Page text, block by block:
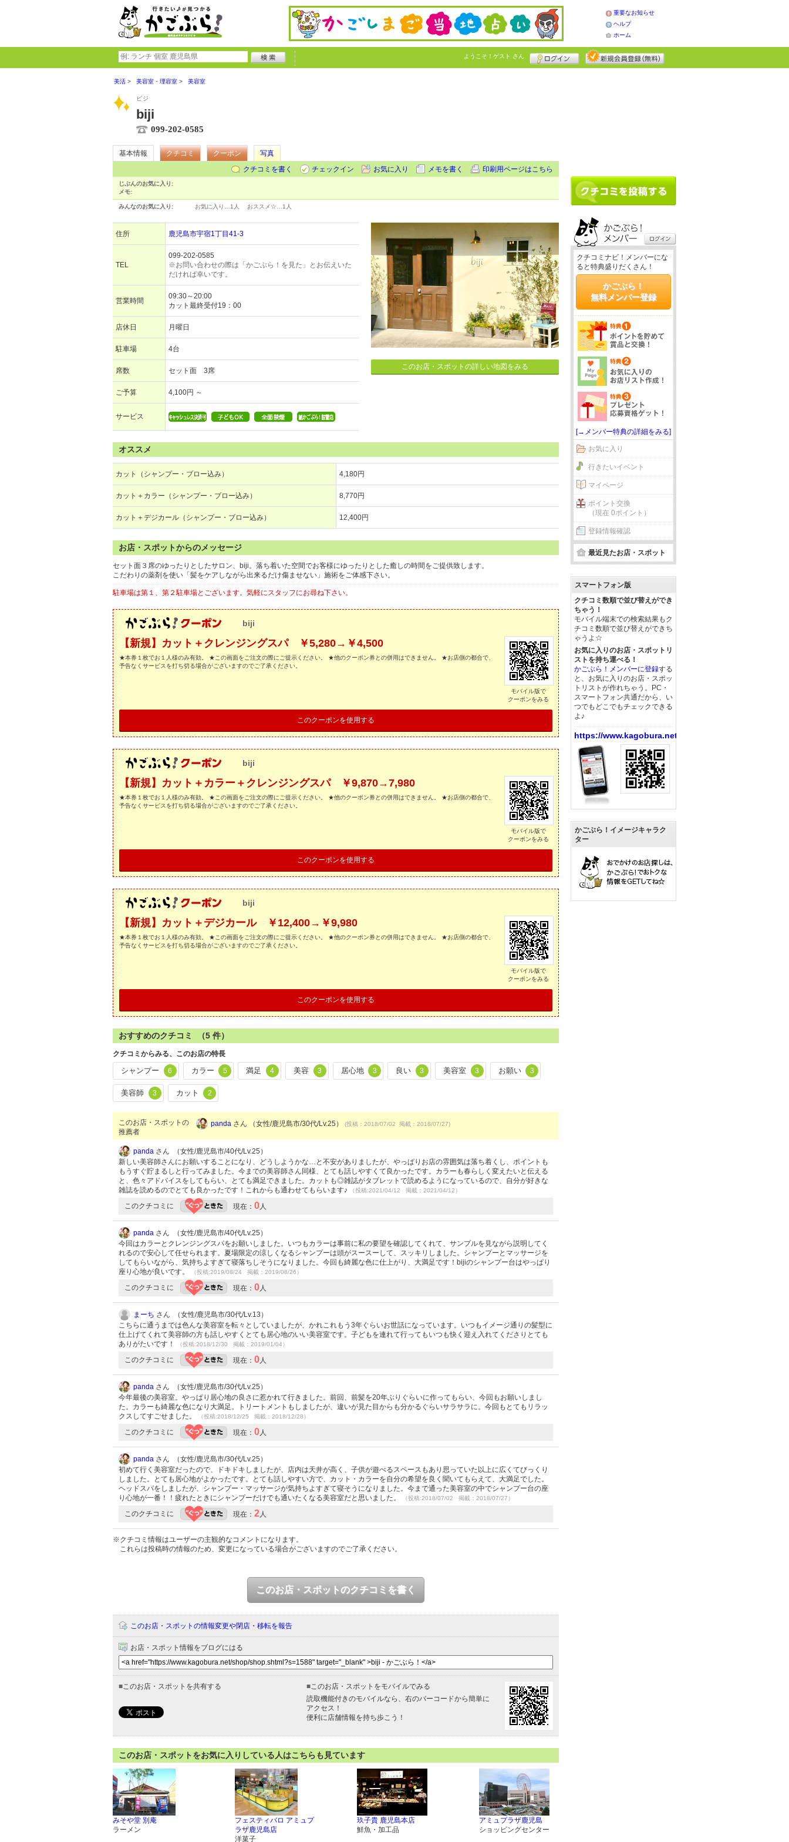
重要なお知らせ
ヘルプ
ホーム
ようこそ！ ゲスト さん
美活 美容室・理容室 美容室
ビジ
biji
099-202-0585
基本情報 クチコミ クーポン
写真
クチコミを書く
チェックイン お気に入り メモを書く 印刷用ページはこちら
じぶんのお気に入り:
メモ:
みんなのお気に入り: お気に入り… 1人 おススメ☆… 1人
住所 鹿児島市宇宿1丁目41-3
TEL
099-202-0585
※お問い合わせの際は「かごぶら！を見た」とお伝えいた
だければ幸いです。
営業時間
09:30～20:00
カット最終受付19：00
店休日 月曜日
駐車場 4台
席数 セット面 3席
ご予算 4,100円 ～
サービス
このお店・スポットの詳しい地図をみる
オススメ
カット（シャンプー・ブロー込み） 4,180円
カット＋カラー（シャンプー・ブロー込み） 8,770円
カット＋デジカール（シャンプー・ブロー込み） 12,400円
お店・スポットからのメッセージ
セット面３席のゆったりとしたサロン、biji。落ち着いた空間でお客様にゆったりとした癒しの時間をご提供致します。
こだわりの薬剤を使い「髪をケアしながら出来るだけ傷ませない」施術をご体感下さい。
駐車場は第１、第２駐車場とございます。気軽にスタッフにお尋ね下さい。
biji
【新規】カット＋クレンジングスパ ￥5,280→￥4,500
★本券１枚でお１人様のみ有効。 ★この画面をご注文の際にご提示ください。 ★他のクーポン券との併用はできません。 ★お店側の都合で、
予告なくサービスを打ち切る場合がございますのでご了承ください。
モバイル版で
クーポンをみる
このクーポンを使用する
biji
【新規】カット＋カラー＋クレンジングスパ ￥9,870→7,980
★本券１枚でお１人様のみ有効。 ★この画面をご注文の際にご提示ください。 ★他のクーポン券との併用はできません。 ★お店側の都合で、
予告なくサービスを打ち切る場合がございますのでご了承ください。
モバイル版で
クーポンをみる
このクーポンを使用する
biji
【新規】カット＋デジカール ￥12,400→￥9,980
★本券１枚でお１人様のみ有効。 ★この画面をご注文の際にご提示ください。 ★他のクーポン券との併用はできません。 ★お店側の都合で、
予告なくサービスを打ち切る場合がございますのでご了承ください。
モバイル版で
クーポンをみる
このクーポンを使用する
おすすめのクチコミ （5 件）
クチコミからみる、このお店の特長
シャンプー 6 カラー 5 満足 4 美容 3 居心地 3 良い 3 美容室 3 お願い 3
美容師 3 カット 2
このお店・スポットの
推薦者
panda さん （女性/鹿児島市/30代/Lv.25） (投稿：2018/07/02 掲載：2018/07/27)
panda さん （女性/鹿児島市/40代/Lv.25）
新しい美容師さんにお願いすることになり、どうしようかな…と不安がありましたが、やっぱりお店の雰囲気は落ち着くし、ポイントも
もうすぐ貯まるしと行ってみました。今までの美容師さん同様、とても話しやすくて良かったです。カラーも春らしく変えたいと伝える
と、色々アドバイスをしてもらい、とても満足できました。カットも◎雑誌がタブレットで読めるようになっているので、自分が好きな
雑誌を読めるのでとても良かったです！これからも通わせてもらいます♪
（投稿:2021/04/12 掲載：2021/04/12）
このクチコミに 現在： 0人
panda さん （女性/鹿児島市/40代/Lv.25）
今回はカラーとクレンジングスパをお願いしました。いつもカラーは事前に私の要望を確認してくれて、サンプルを見ながら説明してく
れるので安心して任せられます。夏場限定の涼しくなるシャンプーは頭がスースーして、スッキリしました。シャンプーとマッサージを
してもらいながら、気持ちよすぎて寝落ちしそうになりました。今回も綺麗な色に仕上がり、大満足です！bijiのシャンプー台はやっぱり
座り心地が良いです。
（投稿:2019/08/24 掲載：2019/08/26）
このクチコミに 現在： 0人
まーち さん （女性/鹿児島市/30代/Lv.13）
こちらに通うまでは色んな美容室を転々としていましたが、かれこれもう3年ぐらいお世話になっています。いつもイメージ通りの髪型に
仕上げてくれて美容師の方も話しやすくとても居心地のいい美容室です。子どもを連れて行ってもいつも快く迎え入れてくださりとても
ありがたいです！
（投稿:2018/12/30 掲載：2019/01/04）
このクチコミに 現在： 0人
panda さん （女性/鹿児島市/30代/Lv.25）
今年最後の美容室。やっぱり居心地の良さに惹かれて行きました。前回、前髪を20年ぶりぐらいに作ってもらい、今回もお願いしまし
た。カラーも綺麗な色になり大満足。トリートメントもしましたが、違いが見た目からも分かるぐらいサラサラに。今回もとてもリラッ
クスしてすごせました。
（投稿:2018/12/25 掲載：2018/12/28）
このクチコミに 現在： 0人
panda さん （女性/鹿児島市/30代/Lv.25）
初めて行く美容室だったので、ドキドキしましたが、店内は天井が高く、子供が遊べるスペースもあり思っていた以上に広くてびっくり
しました。とても居心地がよかったです。とても話しやすい方で、カット・カラーを自分の希望を良く聞いてもらえて、大満足でした。
ヘッドスパをしましたが、シャンプー・マッサージが気持ちよすぎて寝そうになりました。今まで通った美容室の中でシャンプー台の座
り心地が一番！！疲れたときにシャンプーだけでも通いたくなる美容室だと思いました。
（投稿:2018/07/02 掲載：2018/07/27）
このクチコミに 現在： 2人
※クチコミ情報はユーザーの主観的なコメントになります。
これらは投稿時の情報のため、変更になっている場合がございますのでご了承ください。
このお店・スポットのクチコミを書く
このお店・スポットの情報変更や閉店・移転を報告
お店・スポット情報をブログにはる
■このお店・スポットを共有する ■このお店・スポットをモバイルでみる
読取機能付きのモバイルなら、右のバーコードから簡単に
アクセス！
便利に店舗情報を持ち歩こう！
このお店・スポットをお気に入りしている人はこちらも見ています
みそや堂 別庵
ラーメン
フェスティバロ アミュプ
ラザ鹿児島店
洋菓子
玖子貴 鹿児島本店
鮮魚・加工品
アミュプラザ鹿児島
ショッピングセンター
クチコミナビ！メンバーにな
ると特典盛りだくさん！
かごぶら！
無料メンバー登録
[→メンバー特典の詳細をみる]
お気に入り
行きたいイベント
マイページ
ポイント交換
（現在 0ポイント）
登録情報確認
最近見たお店・スポット
スマートフォン版
クチコミ数順で並び替えができ
ちゃう！
モバイル端末での検索結果もク
チコミ数順で並び替えができち
ゃうよ☆
お気に入りのお店・スポットリ
ストを持ち運べる！
かごぶら！メンバーに登録する
と、お気に入りのお店・スポッ
トリストが作れちゃう。PC・
スマートフォン共通だから、い
つでもどこでもチェックできる
よ♪
https://www.kagobura.net/
かごぶら！イメージキャラク
ター